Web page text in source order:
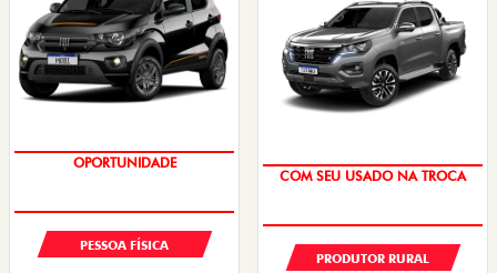
OPORTUNIDADE
PESSOA FÍSICA
COM SEU USADO NA TROCA
PRODUTOR RURAL